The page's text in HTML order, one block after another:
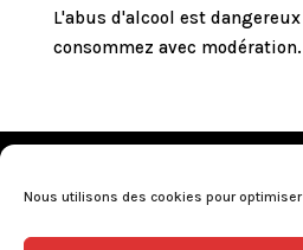
Nous utilisons des cookies pour
L'abus d'alcool est
consommez avec modération.
Conditions générales de